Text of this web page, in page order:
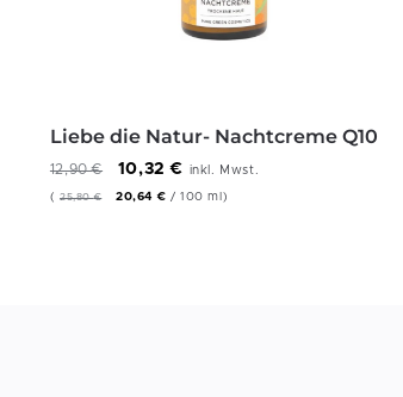
Liebe die Natur- Nachtcreme Q10
12,90€ 10,32€ inkl. Mwst.
(25,80€ 20,64€ / 100 ml )